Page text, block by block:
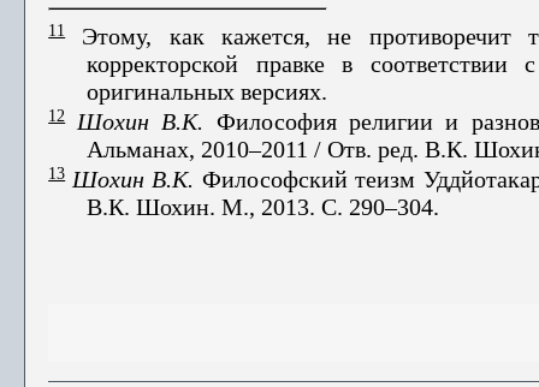
11Этому, как кажется, не противоречит
корректорской правке в
оригинальных версиях.
12 Шохин В.К. Философия религии и
Альманах, 2010–2011 / Отв. ред. В.К.
13 Шохин В.К. Философский теизм
В.К. Шохин. М., 2013. С. 290–304.